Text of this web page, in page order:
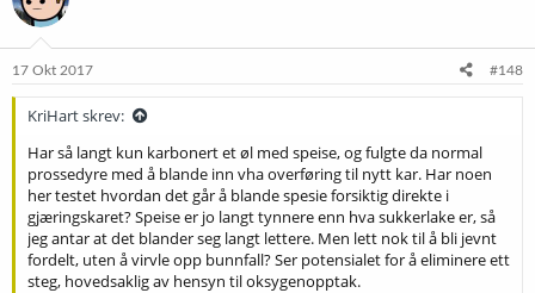
o
e
17 Okt 2017 #148
KriHart skrev:
Har så langt kun karbonert et øl med speise, og fulgte da normal
prossedyre med å blande inn vha overføring til nytt kar. Har noen
her testet hvordan det går å blande spesie forsiktig direkte i
gjæringskaret? Speise er jo langt tynnere enn hva sukkerlake er, så
jeg antar at det blander seg langt lettere. Men lett nok til å bli jevnt
fordelt, uten å virvle opp bunnfall? Ser potensialet for å eliminere ett
steg, hovedsaklig av hensyn til oksygenopptak.